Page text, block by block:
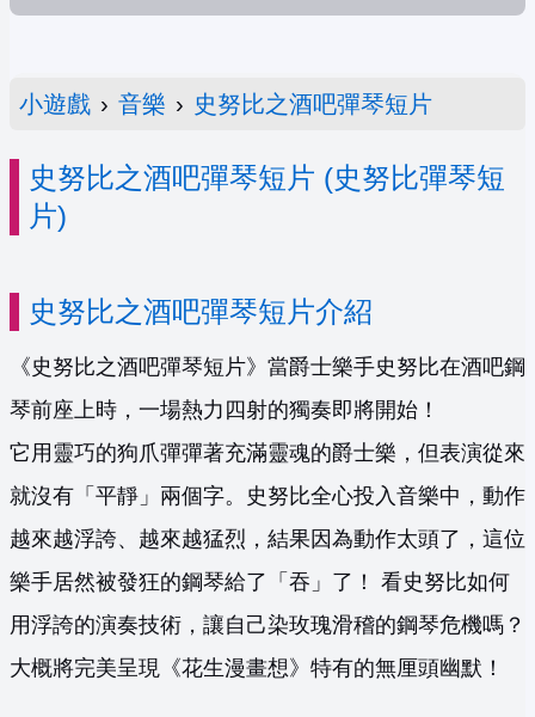
小遊戲 › 音樂 › 史努比之酒吧彈琴短片
史努比之酒吧彈琴短片 (史努比彈琴短
片)
史努比之酒吧彈琴短片介紹
《史努比之酒吧彈琴短片》當爵士樂手史努比在酒吧鋼
琴前座上時，一場熱力四射的獨奏即將開始！
它用靈巧的狗爪彈彈著充滿靈魂的爵士樂，但表演從來
就沒有「平靜」兩個字。史努比全心投入音樂中，動作
越來越浮誇、越來越猛烈，結果因為動作太頭了，這位
樂手居然被發狂的鋼琴給了「吞」了！ 看史努比如何
用浮誇的演奏技術，讓自己染玫瑰滑稽的鋼琴危機嗎？
大概將完美呈現《花生漫畫想》特有的無厘頭幽默！